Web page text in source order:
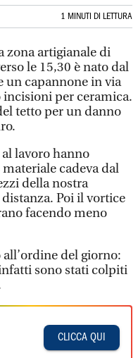
1 MINUTI DI LETTURA
zona artigianale di
le 15,30 è nato dal
un capannone in via
incisioni per ceramica.
tetto per un danno
lavoro hanno
cadeva dal
della nostra
Poi il vortice
facendo meno
del giorno:
sono stati colpiti
CLICCA QUI